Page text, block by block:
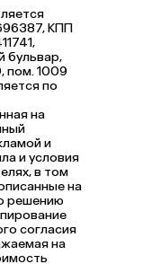
КПП
бульвар,
пом. 1009
по
на
и
и условия
в том
на
решению
согласия
на